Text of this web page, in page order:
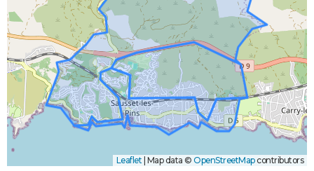
Leaflet Map data © OpenStreetMapcontributors